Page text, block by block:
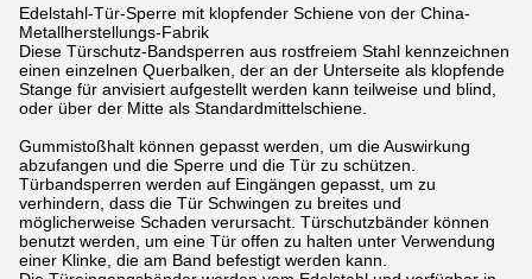
Edelstahl-Tür-Sperre mit klopfender Schiene von der China-
Metallherstellungs-Fabrik
Diese Türschutz-Bandsperren aus rostfreiem Stahl kennzeichnen
einen einzelnen Querbalken, der an der Unterseite als klopfende
Stange für anvisiert aufgestellt werden kann teilweise und blind,
oder über der Mitte als Standardmittelschiene.
Gummistoßhalt können gepasst werden, um die Auswirkung
abzufangen und die Sperre und die Tür zu schützen.
Türbandsperren werden auf Eingängen gepasst, um zu
verhindern, dass die Tür Schwingen zu breites und
möglicherweise Schaden verursacht. Türschutzbänder können
benutzt werden, um eine Tür offen zu halten unter Verwendung
einer Klinke, die am Band befestigt werden kann.